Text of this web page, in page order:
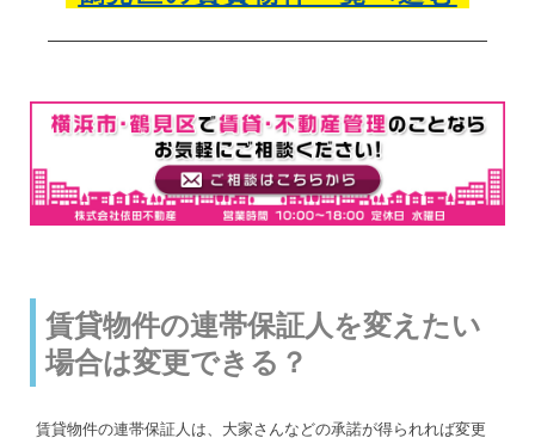
賃貸物件の連帯保証人を変えたい
場合は変更できる？
賃貸物件の連帯保証人は、大家さんなどの承諾が得られれば変更